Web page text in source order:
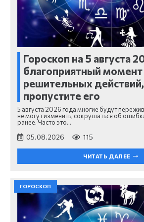
Гороскоп на 5 августа
благоприятный
решительных
пропустите его
5 августа 2026 года многие будут
не могут изменить, сокрушаться об
ранее. Часто это…
05.08.2026 115
ЧИТАТЬ ДАЛЕЕ
ГОРОСКОП